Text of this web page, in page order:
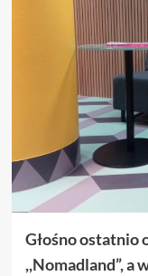
Głośno ostatnio
,,Nomadland”, a